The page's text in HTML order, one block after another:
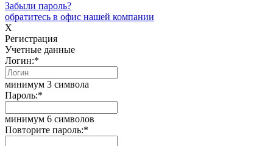
Забыли пароль?
обратитесь в офис нашей компании
X
Регистрация
Учетные данные
Логин:*
минимум 3 символа
Пароль:*
минимум 6 символов
Повторите пароль:*